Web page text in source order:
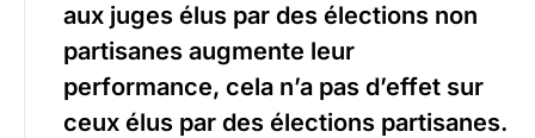
aux juges élus par des élections non
partisanes augmente leur
performance, cela n’a pas d’effet sur
ceux élus par des élections partisanes.